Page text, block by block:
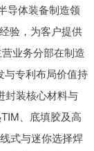
导体装备制造领
验，为客户提供
业务分部在制造
与专利布局价值持
封装核心材料与
、底填胶及高
式与迷你选择焊